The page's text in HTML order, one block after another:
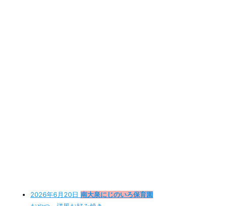
2026年6月20日 南大泉にじのいろ保育園